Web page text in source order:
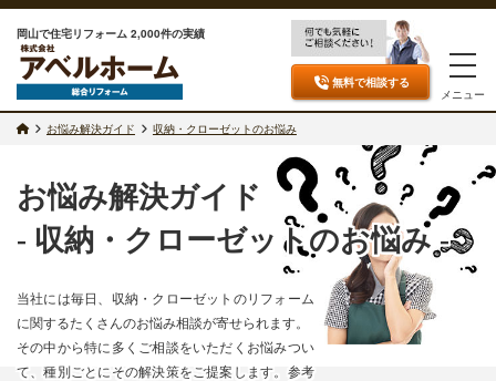
岡山で住宅リフォーム 2,000件の実績
無料で相談する
メニュー
お悩み解決ガイド 収納・クローゼットのお悩み
お悩み解決ガイド
- 収納・クローゼットのお悩み -
当社には毎日、収納・クローゼットのリフォーム
に関するたくさんのお悩み相談が寄せられます。
その中から特に多くご相談をいただくお悩みつい
て、種別ごとにその解決策をご提案します。参考